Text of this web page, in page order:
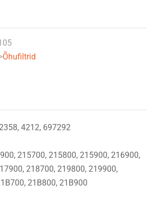
Õhufiltrid
4212, 697292
215700, 215800, 215900, 216900,
218700, 219800, 219900,
21B800, 21B900